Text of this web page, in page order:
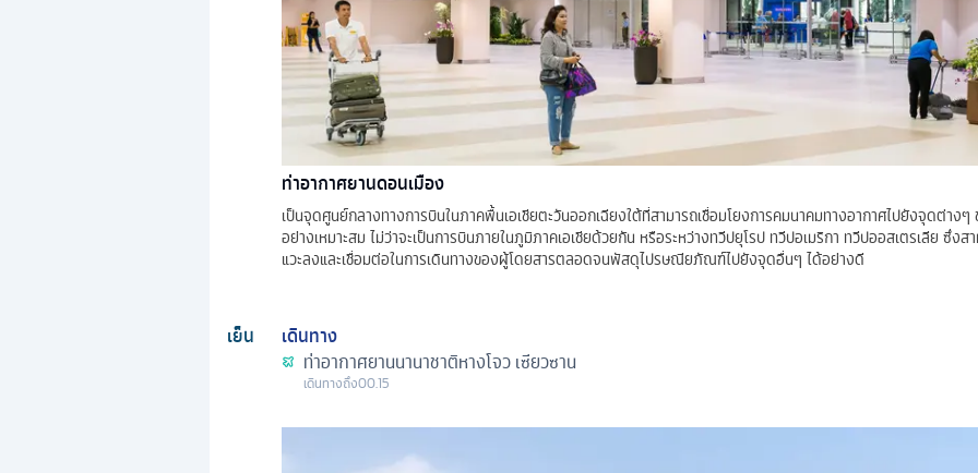
ท่าอากาศยานดอนเมือง
เป็นจุดศูนย์กลางทางการบินในภาคพื้นเอเชียตะวันออกเฉียงใต้ที่สามารถเชื่อมโยงการคมนาคมทางอากาศไปยังจุดต่างๆ
อย่างเหมาะสม ไม่ว่าจะเป็นการบินภายในภูมิภาคเอเชียด้วยกัน หรือระหว่างทวีปยุโรป ทวีปอเมริกา ทวีปออสเตรเลีย ซึ่งส
แวะลงและเชื่อมต่อในการเดินทางของผู้โดยสารตลอดจนพัสดุไปรษณียภัณฑ์ไปยังจุดอื่นๆ ได้อย่างดี
เย็น
เดินทาง
ท่าอากาศยานนานาชาติหางโจว เซียวซาน
เดินทางถึง00.15